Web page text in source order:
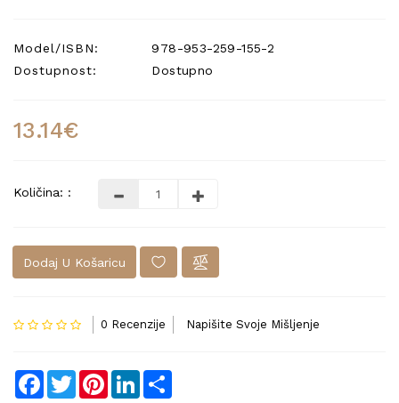
Model/ISBN:
978-953-259-155-2
Dostupnost:
Dostupno
13.14€
Količina: :
Dodaj U Košaricu
0 Recenzije Napišite Svoje Mišljenje
Facebook
TwitterPinterestLinkedIn